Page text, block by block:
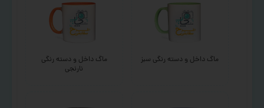
ماگ داخل و دسته رنگی سبز
ماگ داخل و دسته رنگی
نارنجی